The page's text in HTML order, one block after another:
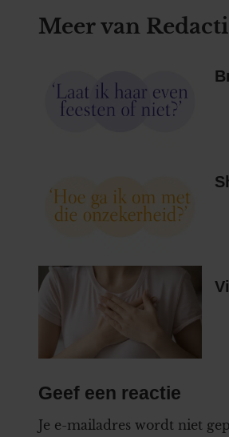
Meer van
Geef een reactie
Je e-mailadres wordt niet